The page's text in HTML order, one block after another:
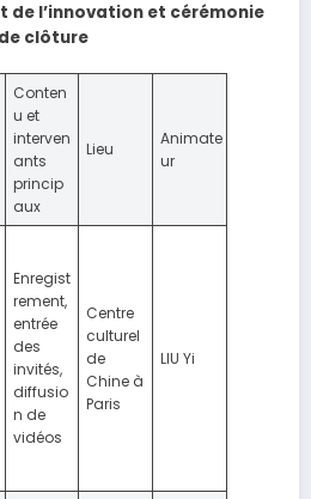
de l’innovation et cérémonie
de clôture
Conten
u et
interven
ants
princip
aux
Lieu
Animate
ur
Enregist
rement,
entrée
des
invités,
diffusio
n de
vidéos
Centre
culturel
de
Chine à
Paris
LIU Yi